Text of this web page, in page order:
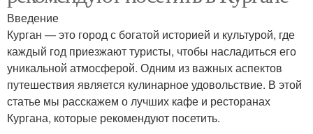
Введение
Курган — это город с богатой историей и культурой, где
каждый год приезжают туристы, чтобы насладиться его
уникальной атмосферой. Одним из важных аспектов
путешествия является кулинарное удовольствие. В этой
статье мы расскажем о лучших кафе и ресторанах
Кургана, которые рекомендуют посетить.